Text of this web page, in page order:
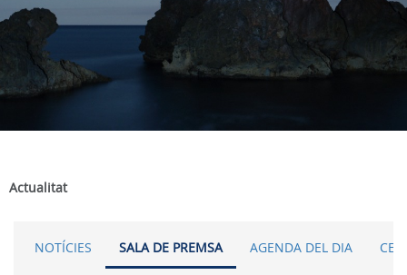
Actualitat
NOTÍCIES SALA DE PREMSA AGENDA DEL DIA